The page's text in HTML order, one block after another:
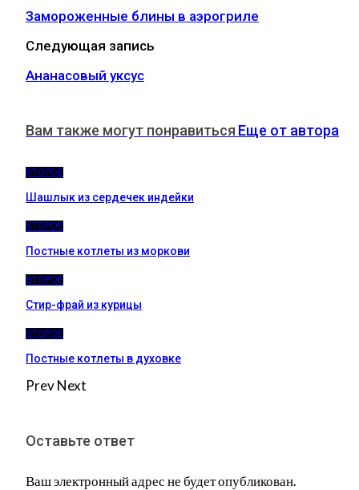
Замороженные блины в аэрогриле
Следующая запись
Ананасовый уксус
Вам также могут понравиться Еще от автора
ВТОРОЕ
Шашлык из сердечек индейки
ВТОРОЕ
Постные котлеты из моркови
ВТОРОЕ
Стир-фрай из курицы
ВТОРОЕ
Постные котлеты в духовке
PrevNext
Оставьте ответ
Ваш электронный адрес не будет опубликован.